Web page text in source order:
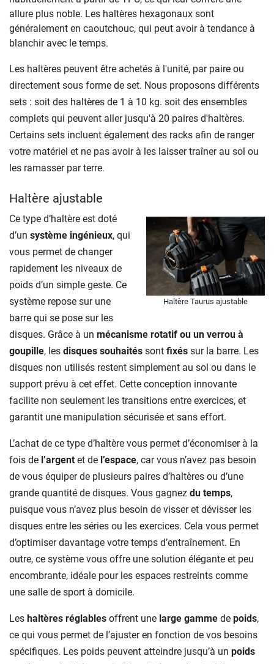
allure plus noble. Les haltères hexagonaux sont
généralement en caoutchouc, qui peut avoir à tendance à
blanchir avec le temps.
Les haltères peuvent être achetés à l'unité, par paire ou
directement sous forme de set. Nous proposons différents
sets : soit des haltères de 1 à 10 kg. soit des ensembles
complets qui peuvent aller jusqu'à 20 paires d'haltères.
Certains sets incluent également des racks afin de ranger
votre matériel et ne pas avoir à les laisser traîner au sol ou
les ramasser par terre.
Haltère ajustable
Haltère Taurus ajustable
Ce type d’haltère est doté
d’un système ingénieux, qui
vous permet de changer
rapidement les niveaux de
poids d’un simple geste. Ce
système repose sur une
barre qui se pose sur les
disques. Grâce à un mécanisme rotatif ou un verrou à
goupille, les disques souhaités sont fixés sur la barre. Les
disques non utilisés restent simplement au sol ou dans le
support prévu à cet effet. Cette conception innovante
facilite non seulement les transitions entre exercices, et
garantit une manipulation sécurisée et sans effort.
L’achat de ce type d’haltère vous permet d’économiser à la
fois de l’argent et de l’espace, car vous n’avez pas besoin
de vous équiper de plusieurs paires d’haltères ou d’une
grande quantité de disques. Vous gagnez du temps,
puisque vous n’avez plus besoin de visser et dévisser les
disques entre les séries ou les exercices. Cela vous permet
d’optimiser davantage votre temps d’entraînement. En
outre, ce système vous offre une solution élégante et peu
encombrante, idéale pour les espaces restreints comme
une salle de sport à domicile.
Les haltères réglables offrent une large gamme de poids,
ce qui vous permet de l’ajuster en fonction de vos besoins
spécifiques. Les poids peuvent atteindre jusqu’à un poids